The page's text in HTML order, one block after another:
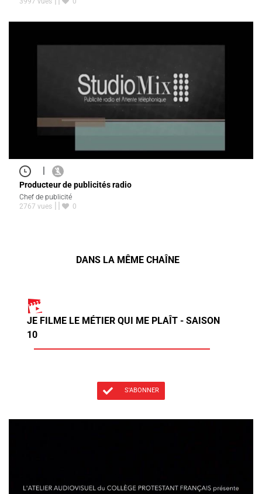
|
Producteur de publicités radio
Chef de publicité
2767 vues
0
DANS LA MÊME CHAÎNE
JE FILME LE MÉTIER QUI ME PLAÎT - SAISON
10
S'ABONNER